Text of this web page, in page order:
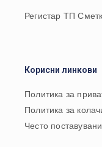
Регистар ТП
Корисни линкови
Политика за
Политика за
Често